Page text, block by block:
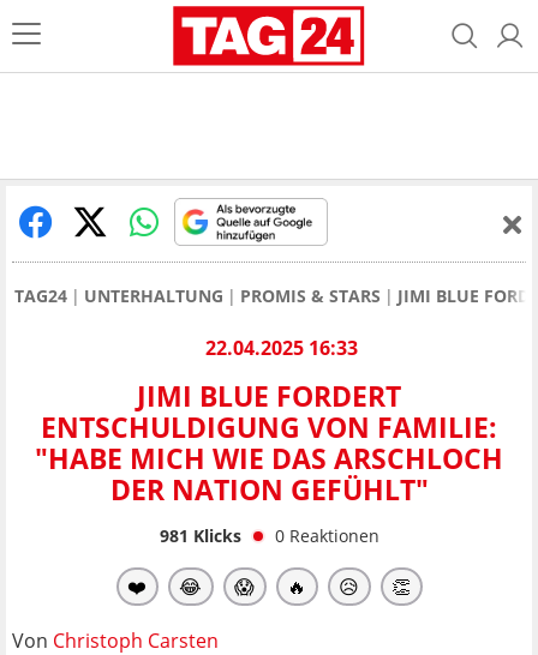
TAG24 UNTERHALTUNG PROMIS & STARS JIMI BLUE
22.04.2025 16:33
JIMI BLUE FORDERT
ENTSCHULDIGUNG VON FAMILIE:
"HABE MICH WIE DAS ARSCHLOCH
DER NATION GEFÜHLT"
981 Klicks 0 Reaktionen
❤️ 😂 😱 🔥 😥 👏
Von Christoph Carsten